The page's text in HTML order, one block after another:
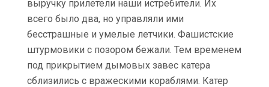
выручку прилетели наши истребители. Их
всего было два, но управляли ими
бесстрашные и умелые летчики. Фашистские
штурмовики с позором бежали. Тем временем
под прикрытием дымовых завес катера
сблизились с вражескими кораблями. Катер